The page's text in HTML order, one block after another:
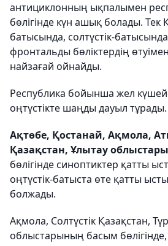
антициклонның ықпалымен
бөлігінде күн ашық болады. Тек
батысында, солтүстік-
фронтальды бөліктердің
найзағай ойнайды.
Республика бойынша жел
оңтүстікте шаңды дауыл тұрады.
Ақтөбе, Қостанай, Ақмола,
Қазақстан, Ұлытау
бөлігінде синоптиктер қатты
оңтүстік-батыста өте қатты
болжады.
Ақмола, Солтүстік Қазақстан,
облыстарының басым